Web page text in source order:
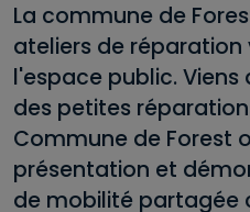
La commune de
ateliers de
l'espace public.
des petites
Commune de Forest
présentation et
de mobilité partagée